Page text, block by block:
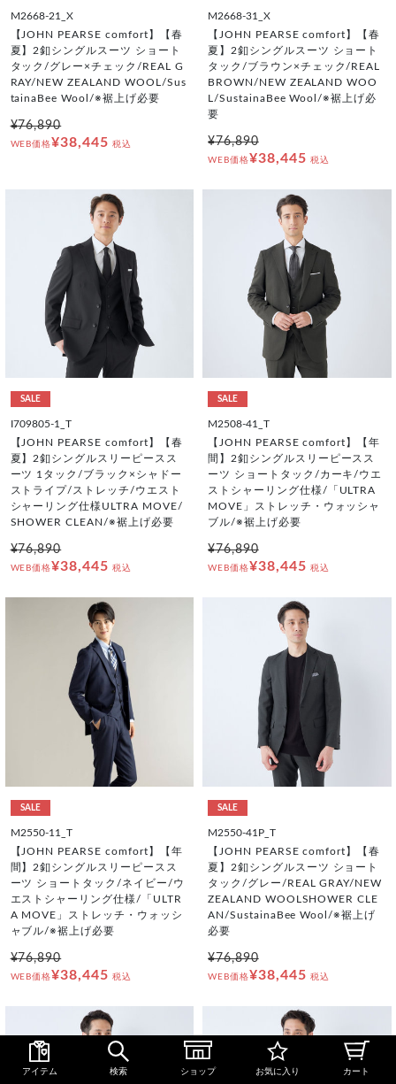
M2668-21_X
【JOHN PEARSE comfort】【春
夏】2釦シングルスーツ ショート
タック/グレー×チェック/REAL G
RAY/NEW ZEALAND WOOL/Sus
tainaBee Wool/※裾上げ必要
¥76,890
WEB価格¥38,445 税込
M2668-31_X
【JOHN PEARSE comfort】【春
夏】2釦シングルスーツ ショート
タック/ブラウン×チェック/REAL
BROWN/NEW ZEALAND WOO
L/SustainaBee Wool/※裾上げ必
要
¥76,890
WEB価格¥38,445 税込
SALE
I709805-1_T
【JOHN PEARSE comfort】【春
夏】2釦シングルスリーピースス
ーツ 1タック/ブラック×シャドー
ストライプ/ストレッチ/ウエスト
シャーリング仕様ULTRA MOVE/
SHOWER CLEAN/※裾上げ必要
¥76,890
WEB価格¥38,445 税込
SALE
M2508-41_T
【JOHN PEARSE comfort】【年
間】2釦シングルスリーピースス
ーツ ショートタック/カーキ/ウエ
ストシャーリング仕様/「ULTRA
MOVE」ストレッチ・ウォッシャ
ブル/※裾上げ必要
¥76,890
WEB価格¥38,445 税込
SALE
M2550-11_T
【JOHN PEARSE comfort】【年
間】2釦シングルスリーピースス
ーツ ショートタック/ネイビー/ウ
エストシャーリング仕様/「ULTR
A MOVE」ストレッチ・ウォッシ
ャブル/※裾上げ必要
¥76,890
WEB価格¥38,445 税込
SALE
M2550-41P_T
【JOHN PEARSE comfort】【春
夏】2釦シングルスーツ ショート
タック/グレー/REAL GRAY/NEW
ZEALAND WOOLSHOWER CLE
AN/SustainaBee Wool/※裾上げ
必要
¥76,890
WEB価格¥38,445 税込
アイテム 検索 ショップ お気に入り カート